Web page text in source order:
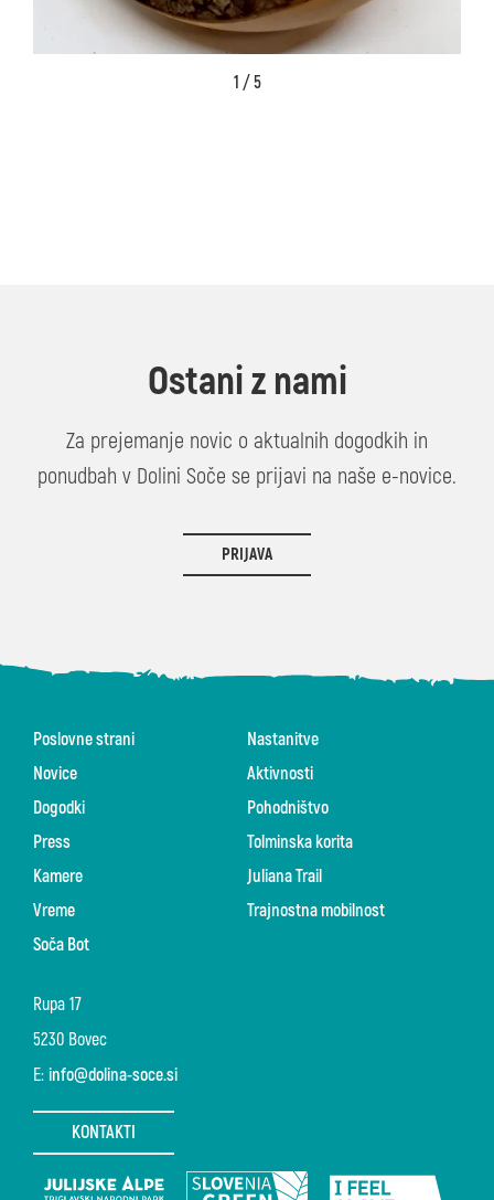
1 / 5
Ostani z nami
Za prejemanje novic o aktualnih dogodkih in
ponudbah v Dolini Soče se prijavi na naše e-novice.
PRIJAVA
Rupa 17
5230 Bovec
E: info@dolina-soce.si
KONTAKTI
Poslovne strani
Novice
Dogodki
Press
Kamere
Vreme
Soča Bot
Nastanitve
Aktivnosti
Pohodništvo
Tolminska korita
Juliana Trail
Trajnostna mobilnost